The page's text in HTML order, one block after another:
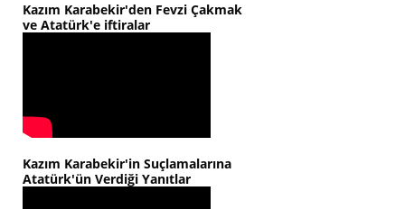
Kazım Karabekir'den Fevzi Çakmak
ve Atatürk'e iftiralar
Kazım Karabekir'in Suçlamalarına
Atatürk'ün Verdiği Yanıtlar